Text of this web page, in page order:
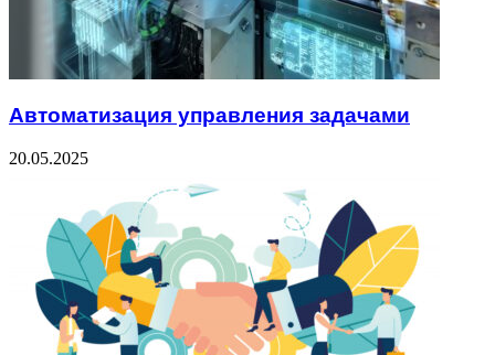
Автоматизация управления задачами
20.05.2025